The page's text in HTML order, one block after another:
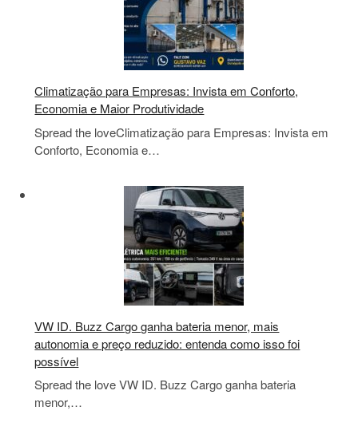
Climatização para Empresas: Invista em Conforto,
Economia e Maior Produtividade
Spread the loveClimatização para Empresas: Invista em
Conforto, Economia e…
VW ID. Buzz Cargo ganha bateria menor, mais
autonomia e preço reduzido: entenda como isso foi
possível
Spread the love VW ID. Buzz Cargo ganha bateria
menor,…